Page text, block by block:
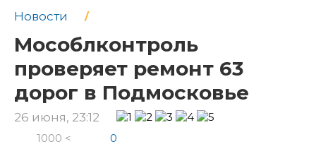
Новости
Мособлконтроль
проверяет ремонт 63
дорог в Подмосковье
26 июня, 23:12
1000 < 0